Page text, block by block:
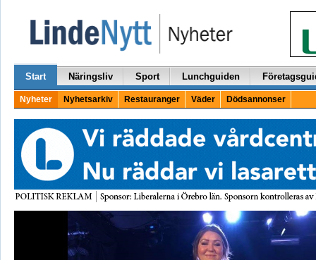
Start Näringsliv Sport Lunchguiden
Nyheter Nyhetsarkiv Restauranger Väder Dödsannonser